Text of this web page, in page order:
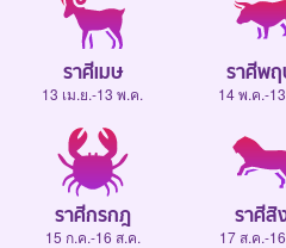
ราศีเมษ
13 เม.ย.-13 พ.ค.
ราศีพ
14 พ.ค.-
ราศีกรกฎ
15 ก.ค.-16 ส.ค.
ราศีสิ
17 ส.ค.-